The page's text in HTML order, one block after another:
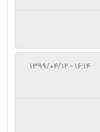
۱۶:۱۴ - ۱۳۹۹/۰۴/۱۲